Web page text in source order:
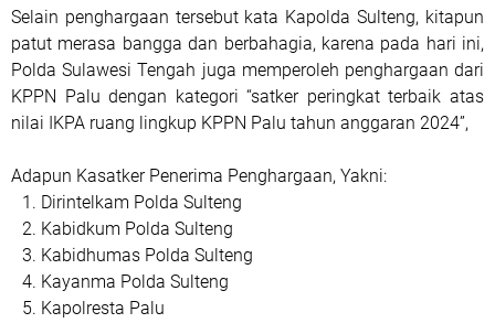
Selain penghargaan tersebut kata Kapolda Sulteng, kitapun
patut merasa bangga dan berbahagia, karena pada hari ini,
Polda Sulawesi Tengah juga memperoleh penghargaan dari
KPPN Palu dengan kategori “satker peringkat terbaik atas
nilai IKPA ruang lingkup KPPN Palu tahun anggaran 2024”,
Adapun Kasatker Penerima Penghargaan, Yakni:
Dirintelkam Polda Sulteng
Kabidkum Polda Sulteng
Kabidhumas Polda Sulteng
Kayanma Polda Sulteng
Kapolresta Palu